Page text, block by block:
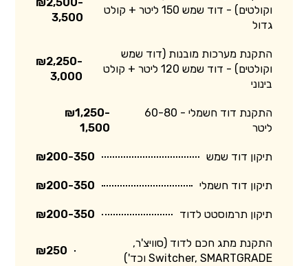
וקולטים) - דוד שמש 150 ליטר + קולט
גדול
3,500
התקנת מערכות מובנות (דוד שמש
וקולטים) - דוד שמש 120 ליטר + קולט
בינוני
₪2,250-
3,000
התקנת דוד חשמלי - 60-80
ליטר
₪1,250-
1,500
תיקון דוד שמש ₪200-350
תיקון דוד חשמלי ₪200-350
תיקון תרמוסטט לדוד ₪200-350
התקנת מתג חכם לדוד (סוויצ'ר,
Switcher, SMARTGRADE וכד')
₪250